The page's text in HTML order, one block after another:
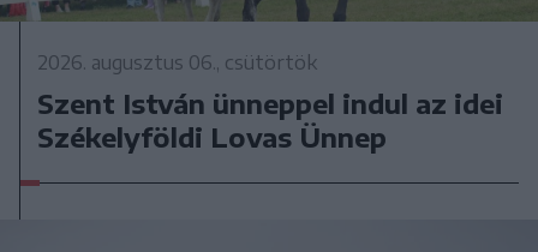
2026. augusztus 06., csütörtök
Szent István ünneppel indul az idei
Székelyföldi Lovas Ünnep